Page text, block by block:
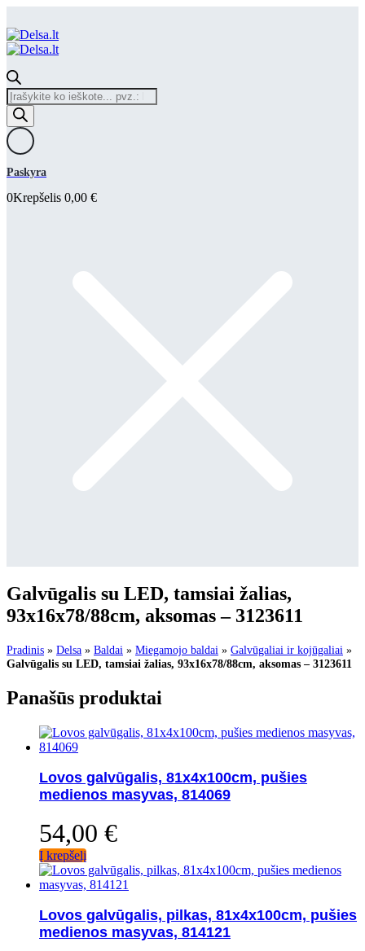
Products
search
Paskyra
0Krepšelis 0,00 €
Galvūgalis su LED, tamsiai žalias,
93x16x78/88cm, aksomas – 3123611
Pradinis » Delsa » Baldai » Miegamojo baldai » Galvūgaliai ir kojūgaliai »
Galvūgalis su LED, tamsiai žalias, 93x16x78/88cm, aksomas – 3123611
Panašūs produktai
Lovos galvūgalis, 81x4x100cm, pušies
medienos masyvas, 814069
54,00 €
Į krepšelį
Lovos galvūgalis, pilkas, 81x4x100cm, pušies
medienos masyvas, 814121